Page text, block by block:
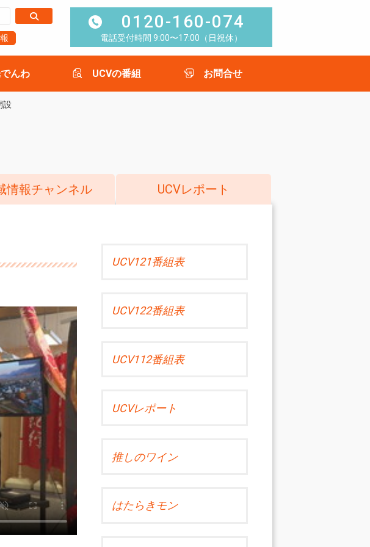
0120-160-074
電話受付時間 9:00〜17:00（日祝休）
んわ UCVの番組 お問合せ
設
情報チャンネル UCVレポート
UCV121番組表
UCV122番組表
UCV112番組表
UCVレポート
推しのワイン
はたらきモン